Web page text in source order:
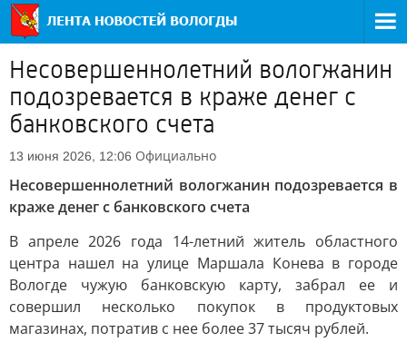
Несовершеннолетний вологжанин
подозревается в краже денег с
банковского счета
13 июня 2026, 12:06 Официально
Несовершеннолетний вологжанин подозревается в
краже денег с банковского счета
В апреле 2026 года 14-летний житель областного
центра нашел на улице Маршала Конева в городе
Вологде чужую банковскую карту, забрал ее и
совершил несколько покупок в продуктовых
магазинах, потратив с нее более 37 тысяч рублей.